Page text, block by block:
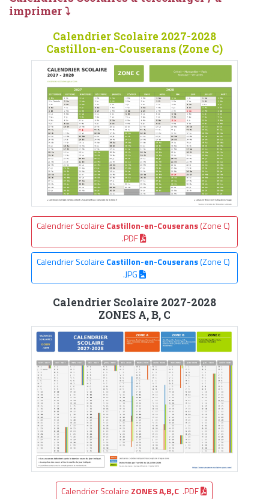
imprimer ⤵
Calendrier Scolaire 2027-2028
Castillon-en-Couserans (Zone C)
Calendrier Scolaire Castillon-en-Couserans(Zone C)
.PDF
Calendrier Scolaire Castillon-en-Couserans(Zone C)
.JPG
Calendrier Scolaire 2027-2028
ZONES A, B, C
Calendrier Scolaire ZONES A,B,C .PDF